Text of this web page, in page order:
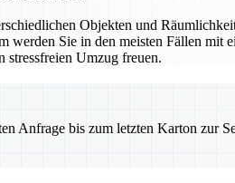
Objekten und
Sie in den meisten Fällen mit
stressfreien Umzug freuen.
Anfrage bis zum letzten Karton zur